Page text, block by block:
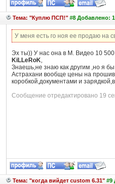
Тема: "Куплю ПСП!"#8 Добавлено:
У меня есть го ноя ее продаю на
Эх ты)) У нас она в М. Видео 10
KiLLeRoK,
Знаешь,не знаю как другим ,но я
Астрахани вообще цены на
коробкой,документами и
Сообщение отредактировано 19
Тема: "когда вийдет custom 6.31"#9